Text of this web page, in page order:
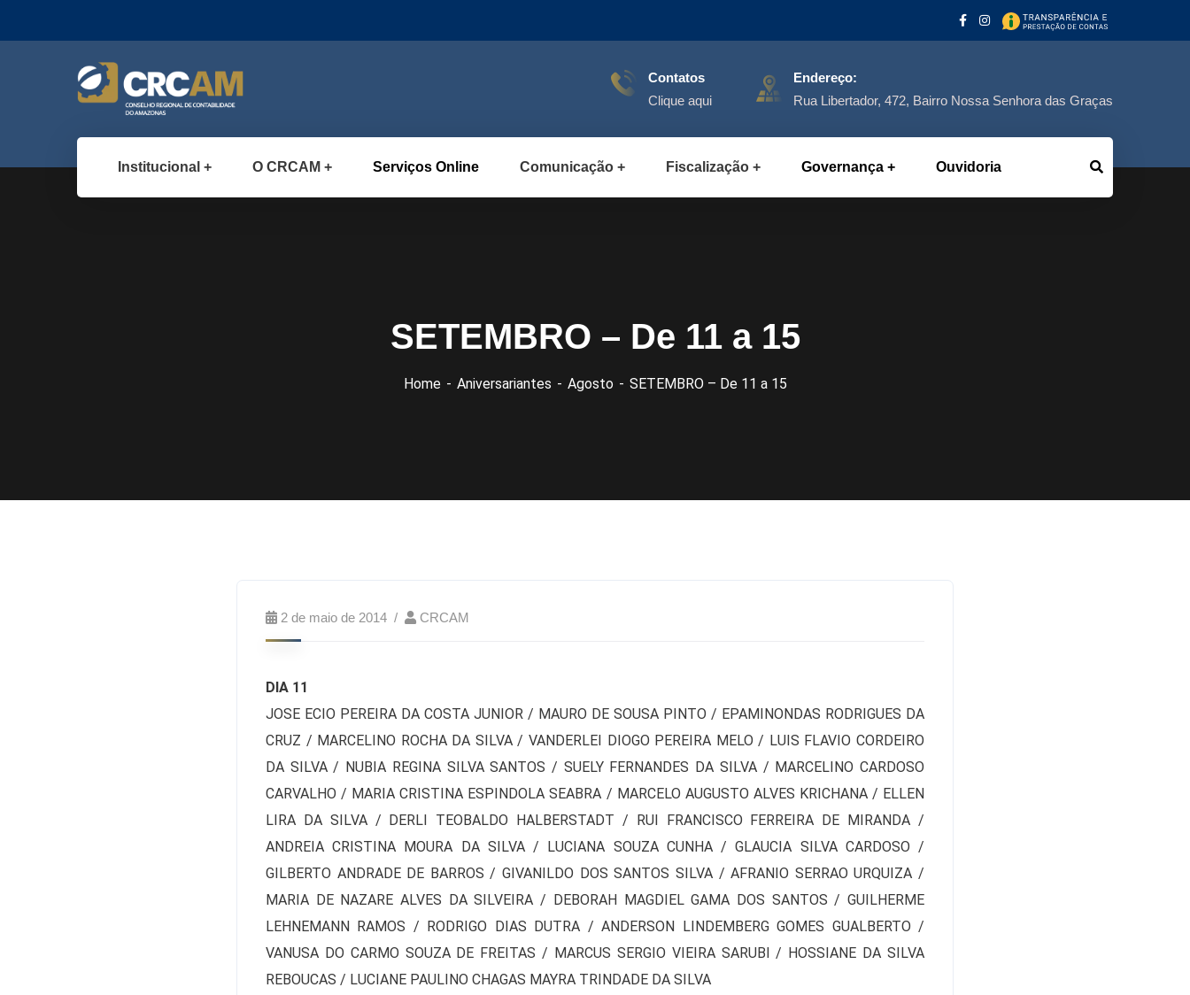
Contatos
Clique aqui
Endereço:
Rua Libertador, 472, Bairro Nossa Senhora das Graças
Institucional O CRCAM Serviços Online Comunicação Fiscalização Governança Ouvidoria
SETEMBRO – De 11 a 15
Home Aniversariantes Agosto SETEMBRO – De 11 a 15
2 de maio de 2014 CRCAM
DIA 11
JOSE ECIO PEREIRA DA COSTA JUNIOR / MAURO DE SOUSA PINTO / EPAMINONDAS RODRIGUES DA
CRUZ / MARCELINO ROCHA DA SILVA / VANDERLEI DIOGO PEREIRA MELO / LUIS FLAVIO CORDEIRO
DA SILVA / NUBIA REGINA SILVA SANTOS / SUELY FERNANDES DA SILVA / MARCELINO CARDOSO
CARVALHO / MARIA CRISTINA ESPINDOLA SEABRA / MARCELO AUGUSTO ALVES KRICHANA / ELLEN
LIRA DA SILVA / DERLI TEOBALDO HALBERSTADT / RUI FRANCISCO FERREIRA DE MIRANDA /
ANDREIA CRISTINA MOURA DA SILVA / LUCIANA SOUZA CUNHA / GLAUCIA SILVA CARDOSO /
GILBERTO ANDRADE DE BARROS / GIVANILDO DOS SANTOS SILVA / AFRANIO SERRAO URQUIZA /
MARIA DE NAZARE ALVES DA SILVEIRA / DEBORAH MAGDIEL GAMA DOS SANTOS / GUILHERME
LEHNEMANN RAMOS / RODRIGO DIAS DUTRA / ANDERSON LINDEMBERG GOMES GUALBERTO /
VANUSA DO CARMO SOUZA DE FREITAS / MARCUS SERGIO VIEIRA SARUBI / HOSSIANE DA SILVA
REBOUCAS / LUCIANE PAULINO CHAGAS MAYRA TRINDADE DA SILVA